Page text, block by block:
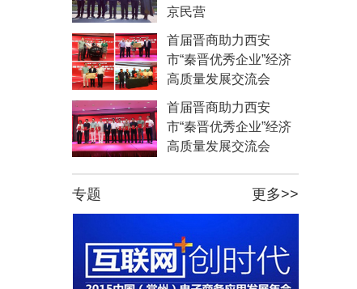
京民营
首届晋商助力西安
市“秦晋优秀企业”经济
高质量发展交流会
首届晋商助力西安
市“秦晋优秀企业”经济
高质量发展交流会
专题 更多>>